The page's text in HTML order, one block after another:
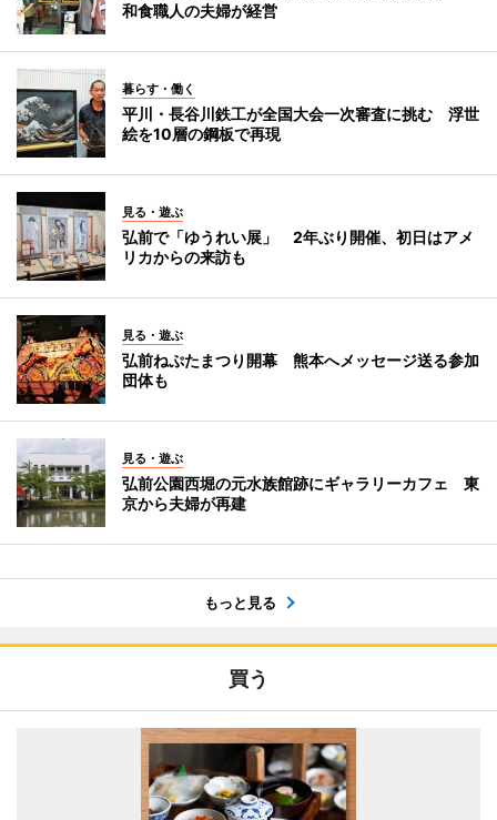
和食職人の夫婦が経営
暮らす・働く
平川・長谷川鉄工が全国大会一次審査に挑む 浮世
絵を10層の鋼板で再現
見る・遊ぶ
弘前で「ゆうれい展」 2年ぶり開催、初日はアメ
リカからの来訪も
見る・遊ぶ
弘前ねぷたまつり開幕 熊本へメッセージ送る参加
団体も
見る・遊ぶ
弘前公園西堀の元水族館跡にギャラリーカフェ 東
京から夫婦が再建
もっと見る
買う